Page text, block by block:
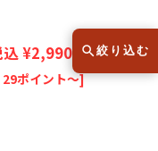
休暇、セール
（7/29〜8/4）
¥2,990)
ポイント～]
絞り込む